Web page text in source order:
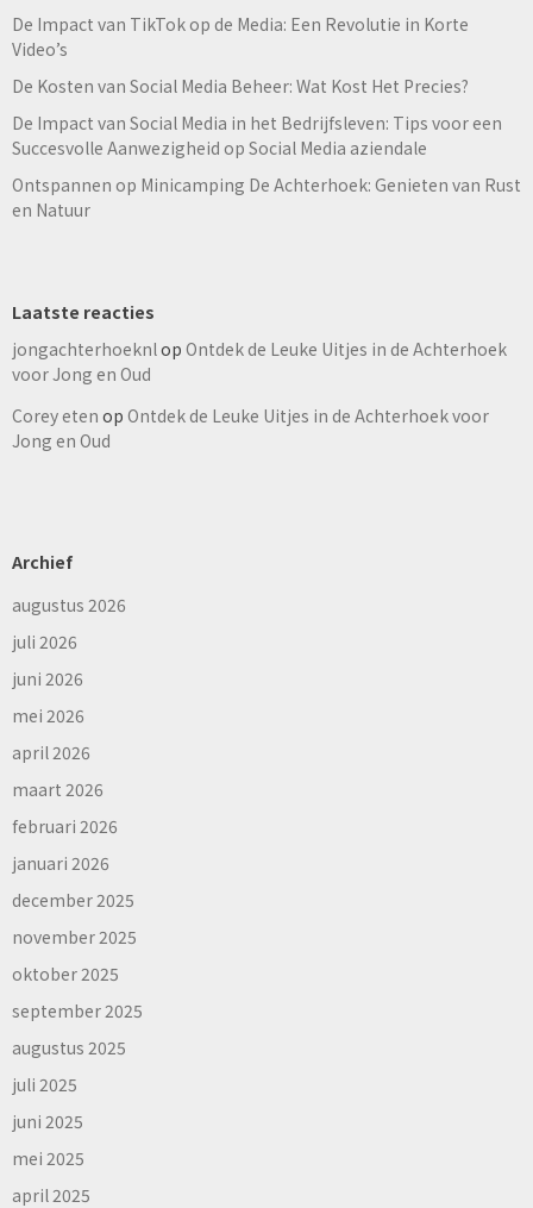
De Impact van TikTok op de Media: Een Revolutie in Korte
Video’s
De Kosten van Social Media Beheer: Wat Kost Het Precies?
De Impact van Social Media in het Bedrijfsleven: Tips voor een
Succesvolle Aanwezigheid op Social Media aziendale
Ontspannen op Minicamping De Achterhoek: Genieten van Rust
en Natuur
Laatste reacties
jongachterhoeknl op Ontdek de Leuke Uitjes in de Achterhoek
voor Jong en Oud
Corey eten op Ontdek de Leuke Uitjes in de Achterhoek voor
Jong en Oud
Archief
augustus 2026
juli 2026
juni 2026
mei 2026
april 2026
maart 2026
februari 2026
januari 2026
december 2025
november 2025
oktober 2025
september 2025
augustus 2025
juli 2025
juni 2025
mei 2025
april 2025